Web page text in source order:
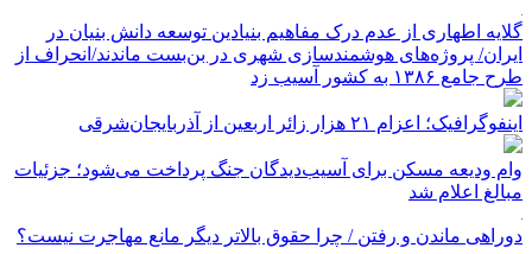
گلایه اطهاری از عدم درک مفاهیم بنیادین توسعه دانش بنیان در
ایران/ پروژه‌های هوشمندسازی شهری در بن‌بست ماندند/انحراف از
طرح جامع ۱۳۸۶ به کشور آسیب زد
اینفوگرافیک؛ اعزام ۲۱ هزار زائر اربعین از آذربایجان‌شرقی
وام ودیعه مسکن برای آسیب‌دیدگان جنگ پرداخت می‌شود؛ جزئیات
مبالغ اعلام شد
دوراهی ماندن و رفتن / چرا حقوق بالاتر دیگر مانع مهاجرت نیست؟